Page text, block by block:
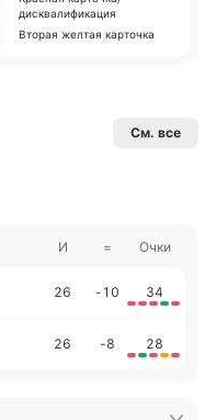
дисквалификация
Вторая желтая карточка
См. все
И = Очки
26 -10 34
26 -8 28